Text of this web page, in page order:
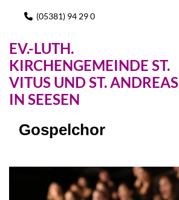
 (05381) 94 29 0
EV.-LUTH.
KIRCHENGEMEINDE ST.
VITUS UND ST. ANDREAS
IN SEESEN
Gospelchor